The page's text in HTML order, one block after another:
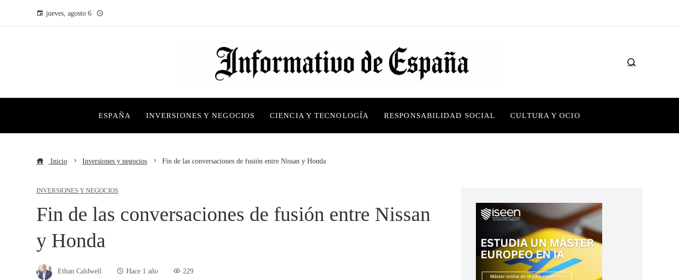
jueves, agosto 6
ESPAÑA INVERSIONES Y NEGOCIOS CIENCIA Y TECNOLOGÍA RESPONSABILIDAD SOCIAL CULTURA Y OCIO
Inicio Inversiones y negocios Fin de las conversaciones de fusión entre Nissan y Honda
INVERSIONES Y NEGOCIOS
Fin de las conversaciones de fusión entre Nissan
y Honda
Ethan Caldwell Hace 1 año 229